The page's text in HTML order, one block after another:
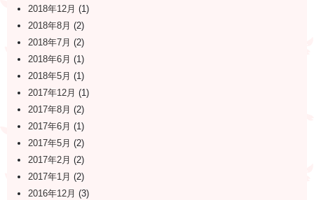
2018年12月 (1)
2018年8月 (2)
2018年7月 (2)
2018年6月 (1)
2018年5月 (1)
2017年12月 (1)
2017年8月 (2)
2017年6月 (1)
2017年5月 (2)
2017年2月 (2)
2017年1月 (2)
2016年12月 (3)